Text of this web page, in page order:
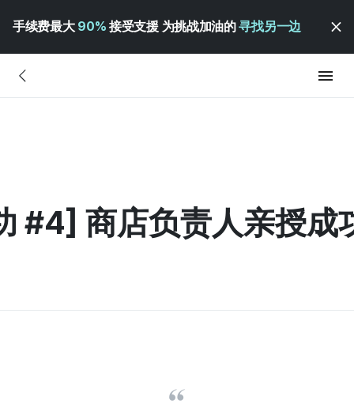
手续费最大 90% 接受支援 为挑战加油的寻找另一边
#4] 商店负责人亲授成